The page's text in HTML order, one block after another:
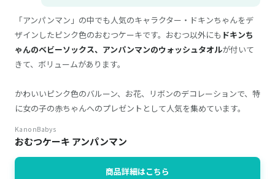
「アンパンマン」の中でも人気のキャラクター・ドキンちゃんをデ
ザインしたピンク色のおむつケーキです。おむつ以外にも ドキンち
ゃんのベビーソックス、アンパンマンのウォッシュタオルが付いて
きて、ボリュームがあります。
かわいいピンク色のバルーン、お花、リボンのデコレーションで、特
に女の子の赤ちゃんへのプレゼントとして人気を集めています。
KanonBabys
おむつケーキ アンパンマン
商品詳細はこちら